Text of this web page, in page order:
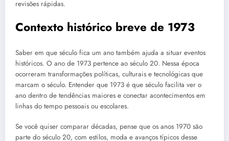
revisões rápidas.
Contexto histórico breve de 1973
Saber em que século fica um ano também ajuda a situar eventos
históricos. O ano de 1973 pertence ao século 20. Nessa época
ocorreram transformações políticas, culturais e tecnológicas que
marcam o século. Entender que 1973 é que século facilita ver o
ano dentro de tendências maiores e conectar acontecimentos em
linhas do tempo pessoais ou escolares.
Se você quiser comparar décadas, pense que os anos 1970 são
parte do século 20, com estilos, moda e avanços típicos desse